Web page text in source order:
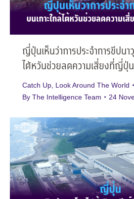
ญี่ปุ่นเห็นว่าการประจำการขีปนา
ไต้หวันช่วยลดความเสี่ยงที่ญี่ปุ่
Catch Up Look Around The World
By The Intelligence Team 24